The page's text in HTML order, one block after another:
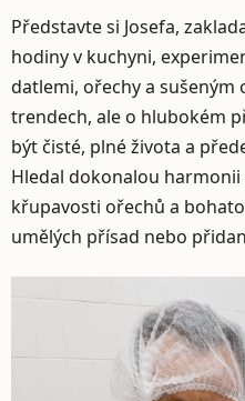
Představte si Josefa,
hodiny v kuchyni,
datlemi, ořechy a sušeným
trendech, ale o hlubokém
být čisté, plné života a
Hledal dokonalou
křupavosti ořechů a
umělých přísad nebo